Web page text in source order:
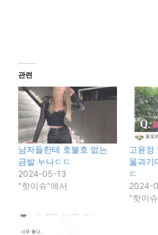
관련
남자들한테 호불호 없는
금발 누나ㄷㄷ
2024-05-13
"핫이슈"에서
고윤정
울과기
ㄷ
2024-
"핫이